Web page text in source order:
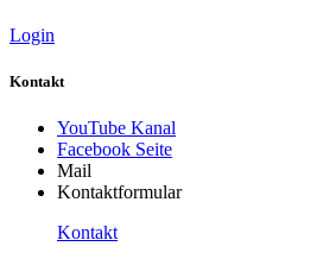
Login
Kontakt
YouTube Kanal
Facebook Seite
Mail
Kontaktformular
Kontakt